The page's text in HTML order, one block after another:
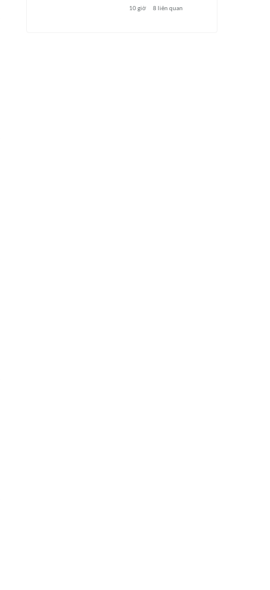
10 giờ 8 liên quan